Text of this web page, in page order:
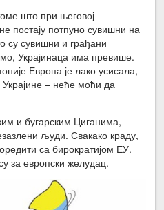
што при његовој
постају потпуно сувишни на
су сувишни и грађани
Украјинаца има превише.
Европа је лако усисала,
– неће моћи да
и бугарским Циганима,
људи. Свакако краду,
са бирократијом ЕУ.
за европски желудац.